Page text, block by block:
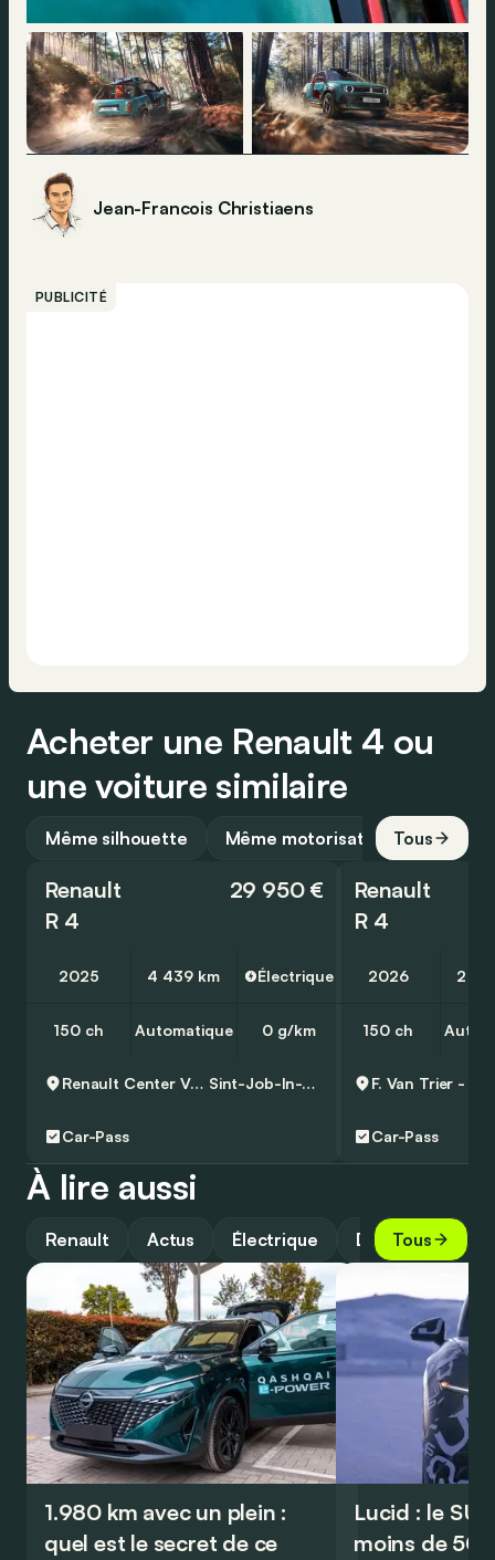
Jean-Francois Christiaens
PUBLICITÉ
Acheter une Renault 4 ou
une voiture similaire
Même silhouette Même motorisation Tous
Renault
R 4
29 950 €
2025 4 439 km Électrique
150 ch Automatique 0 g/km
Renault Center Van Trier Sint-Job-In-T-Goor
Car-Pass
Renault
R 4
2026 2
150 ch
Car-Pass
À lire aussi
Renault Actus Électrique DesignTous
1.980 km avec un plein :
quel est le secret de ce
Lucid : le
moins de